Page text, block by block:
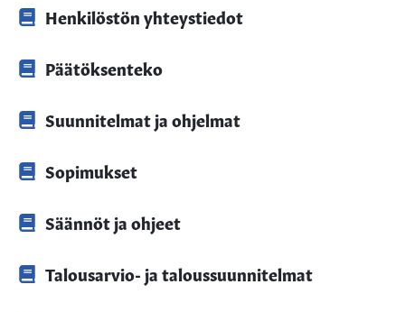
Henkilöstön yhteystiedot
Päätöksenteko
Suunnitelmat ja ohjelmat
Sopimukset
Säännöt ja ohjeet
Talousarvio- ja taloussuunnitelmat